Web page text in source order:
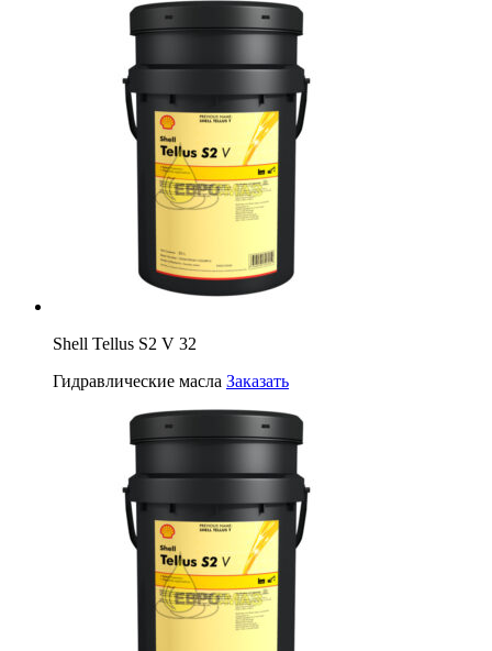
Shell Tellus S2 V 32
Гидравлические масла Заказать